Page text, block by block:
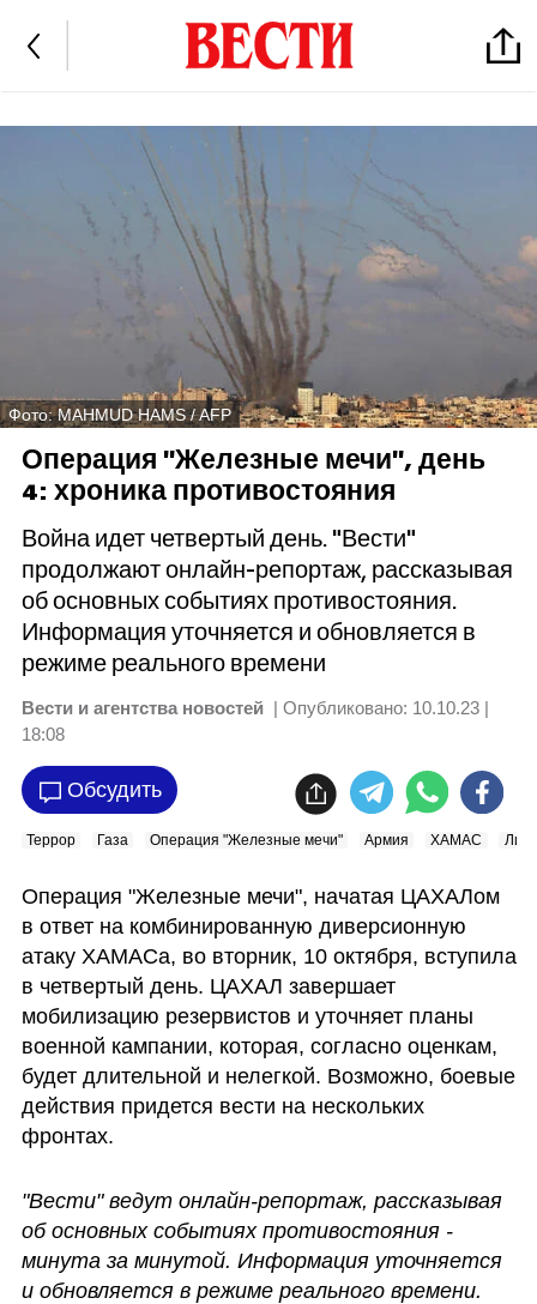
Фото: MAHMUD HAMS / AFP
Операция "Железные мечи", день
4: хроника противостояния
Война идет четвертый день. "Вести"
продолжают онлайн-репортаж, рассказывая
об основных событиях противостояния.
Информация уточняется и обновляется в
режиме реального времени
Вести и агентства новостей | Опубликовано: 10.10.23 |
18:08
Обсудить
Террор Газа Операция "Железные мечи" Армия ХАМАС
Операция "Железные мечи", начатая ЦАХАЛом
в ответ на комбинированную диверсионную
атаку ХАМАСа, во вторник, 10 октября, вступила
в четвертый день. ЦАХАЛ завершает
мобилизацию резервистов и уточняет планы
военной кампании, которая, согласно оценкам,
будет длительной и нелегкой. Возможно, боевые
действия придется вести на нескольких
фронтах.
"Вести" ведут онлайн-репортаж, рассказывая
об основных событиях противостояния -
минута за минутой. Информация уточняется
и обновляется в режиме реального времени.